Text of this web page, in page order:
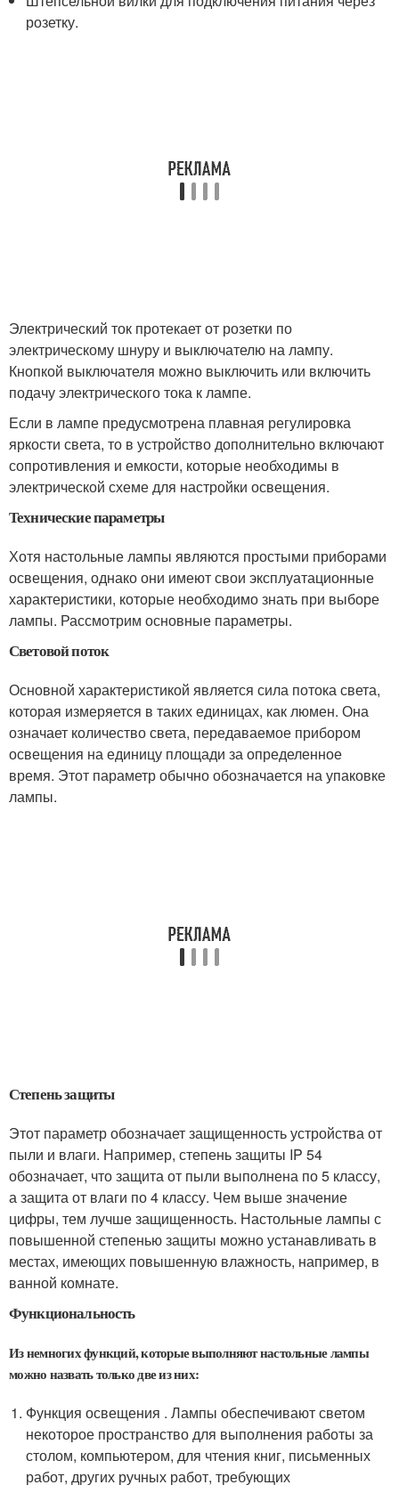
розетку.
Электрический ток протекает от розетки по
электрическому шнуру и выключателю на лампу.
Кнопкой выключателя можно выключить или включить
подачу электрического тока к лампе.
Если в лампе предусмотрена плавная регулировка
яркости света, то в устройство дополнительно включают
сопротивления и емкости, которые необходимы в
электрической схеме для настройки освещения.
Технические параметры
Хотя настольные лампы являются простыми приборами
освещения, однако они имеют свои эксплуатационные
характеристики, которые необходимо знать при выборе
лампы. Рассмотрим основные параметры.
Световой поток
Основной характеристикой является сила потока света,
которая измеряется в таких единицах, как люмен. Она
означает количество света, передаваемое прибором
освещения на единицу площади за определенное
время. Этот параметр обычно обозначается на упаковке
лампы.
Степень защиты
Этот параметр обозначает защищенность устройства от
пыли и влаги. Например, степень защиты IP 54
обозначает, что защита от пыли выполнена по 5 классу,
а защита от влаги по 4 классу. Чем выше значение
цифры, тем лучше защищенность. Настольные лампы с
повышенной степенью защиты можно устанавливать в
местах, имеющих повышенную влажность, например, в
ванной комнате.
Функциональность
Из немногих функций, которые выполняют настольные лампы
можно назвать только две из них:
Функция освещения . Лампы обеспечивают светом
некоторое пространство для выполнения работы за
столом, компьютером, для чтения книг, письменных
работ, других ручных работ, требующих